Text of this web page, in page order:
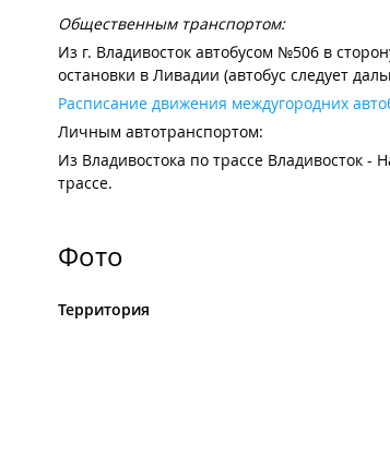
Общественным транспортом:
Из г. Владивосток автобусом №506 в
остановки в Ливадии (автобус следует
Расписание движения междугородних
Личным автотранспортом:
Из Владивостока по трассе Владивосток
трассе.
Фото
Территория